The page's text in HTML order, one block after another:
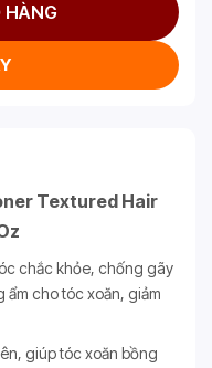
HÀNG
Textured Hair
chắc khỏe, chống gãy
ẩm cho tóc xoăn, giảm
giúp tóc xoăn bồng